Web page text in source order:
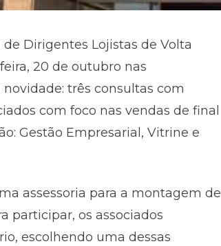
Dirigentes Lojistas de Volta
20 de outubro nas
três consultas com
com foco nas vendas de final
Gestão Empresarial, Vitrine e
assessoria para a montagem de
participar, os associados
escolhendo uma dessas